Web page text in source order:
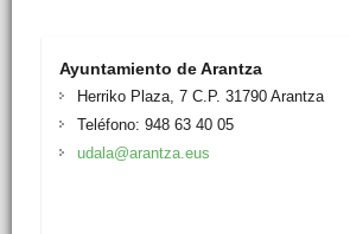
Ayuntamiento de Arantza
Herriko Plaza, 7 C.P. 31790 Arantza
Teléfono: 948 63 40 05
udala@arantza.eus